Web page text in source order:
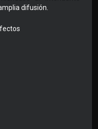
difusión.